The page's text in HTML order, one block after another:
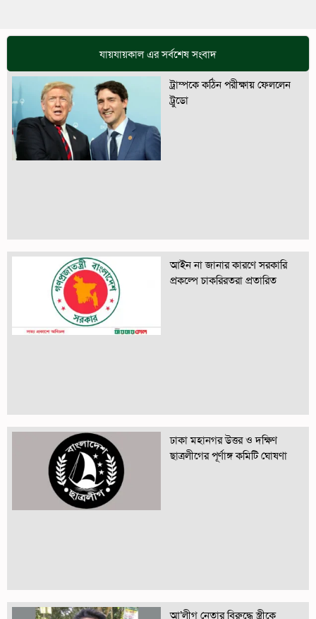
যায়যায়কাল এর সর্বশেষ সংবাদ
ট্রাম্পকে কঠিন পরীক্ষায় ফেললেন
ট্রুডো
আইন না জানার কারণে সরকারি
প্রকল্পে চাকরিরতরা প্রতারিত
ঢাকা মহানগর উত্তর ও দক্ষিণ
ছাত্রলীগের পূর্ণাঙ্গ কমিটি ঘোষণা
আ’লীগ নেতার বিরুদ্ধে স্ত্রীকে